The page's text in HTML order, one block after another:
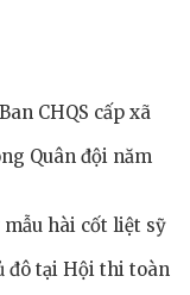
CHQS cấp xã
Quân đội năm
hài cốt liệt sỹ
đô tại Hội thi toàn